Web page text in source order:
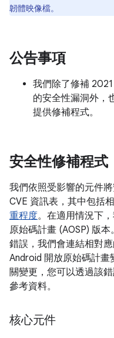
韌體映像檔。
公告事項
我們除了修補
的安全性漏洞外，
提供修補程式。
安全性修補程式
我們依照受影響的元件
CVE 資訊表，其中包括
重程度。在適用情況下
原始碼計畫 (AOSP) 版
錯誤，我們會連結相對
Android 開放原始碼計
關變更，您可以透過該
參考資料。
核心元件